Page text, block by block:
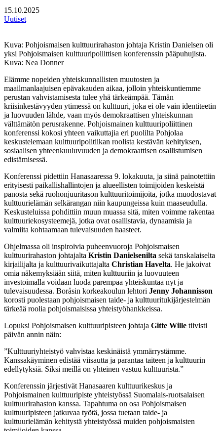
15.10.2025
Uutiset
Kuva: Pohjoismaisen kulttuurirahaston johtaja Kristin Danielsen oli
yksi Pohjoismaisen kulttuuripoliittisen konferenssin pääpuhujista.
Kuva: Nea Donner
Elämme nopeiden yhteiskunnallisten muutosten ja
maailmanlaajuisen epävakauden aikaa, jolloin yhteiskuntiemme
perustan vahvistamisesta tulee yhä tärkeämpää. Tämän
kriisinkestävyyden ytimessä on kulttuuri, joka ei ole vain identiteetin
ja luovuuden lähde, vaan myös demokraattisen yhteiskunnan
välttämätön perusrakenne. Pohjoismainen kulttuuripoliittinen
konferenssi kokosi yhteen vaikuttajia eri puolilta Pohjolaa
keskustelemaan kulttuuripolitiikan roolista kestävän kehityksen,
sosiaalisen yhteenkuuluvuuden ja demokraattisen osallistumisen
edistämisessä.
Konferenssi pidettiin Hanasaaressa 9. lokakuuta, ja siinä painotettiin
erityisesti paikallishallintojen ja alueellisten toimijoiden keskeistä
panosta sekä ruohonjuuritason kulttuuritoimijoita, jotka muodostavat
kulttuurielämän selkärangan niin kaupungeissa kuin maaseudulla.
Keskusteluissa pohdittiin muun muassa sitä, miten voimme rakentaa
kulttuuriekosysteemejä, jotka ovat osallistavia, dynaamisia ja
valmiita kohtaamaan tulevaisuuden haasteet.
Ohjelmassa oli inspiroivia puheenvuoroja Pohjoismaisen
kulttuurirahaston johtajalta Kristin Danielsenilta sekä tanskalaiselta
kirjailijalta ja kulttuurivaikuttajalta Christian Havelta. He jakoivat
omia näkemyksiään siitä, miten kulttuuriin ja luovuuteen
investoimalla voidaan luoda parempaa yhteiskuntaa nyt ja
tulevaisuudessa. Boråsin korkeakoulun lehtori Jenny Johannisson
korosti puolestaan pohjoismaisen taide- ja kulttuuritukijärjestelmän
tärkeää roolia pohjoismaisissa yhteistyöhankkeissa.
Lopuksi Pohjoismaisen kulttuuripisteen johtaja Gitte Wille tiivisti
päivän annin näin:
”Kulttuuriyhteistyö vahvistaa keskinäistä ymmärrystämme.
Kanssakäyminen edistää viisautta ja parantaa taiteen ja kulttuurin
edellytyksiä. Siksi meillä on yhteinen vastuu kulttuurista.”
Konferenssin järjestivät Hanasaaren kulttuurikeskus ja
Pohjoismainen kulttuuripiste yhteistyössä Suomalais-ruotsalaisen
kulttuurirahaston kanssa. Tapahtuma on osa Pohjoismaisen
kulttuuripisteen jatkuvaa työtä, jossa tuetaan taide- ja
kulttuurielämän kehitystä yhteistyössä muiden pohjoismaisten